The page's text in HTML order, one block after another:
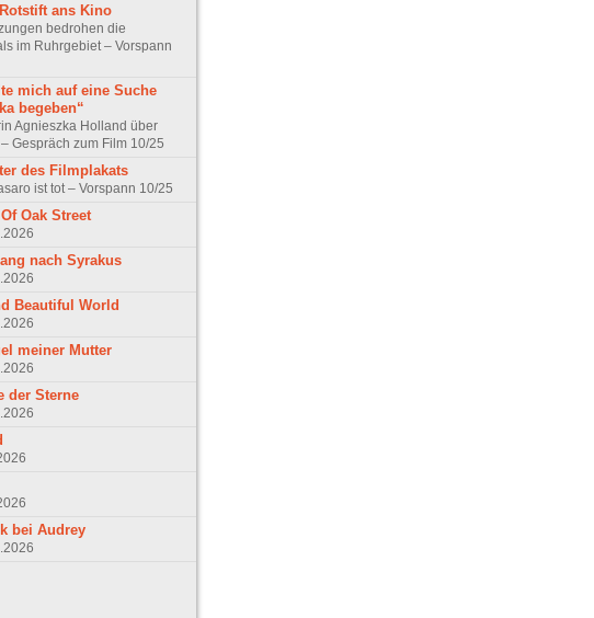
ans Kino
bedrohen die
im Ruhrgebiet – Vorspann
mich auf eine Suche
begeben“
Agnieszka Holland über
– Gespräch zum Film 10/25
des Filmplakats
ist tot – Vorspann 10/25
Oak Street
nach Syrakus
Beautiful World
meiner Mutter
der Sterne
bei Audrey